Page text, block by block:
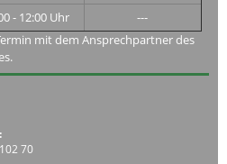
- 12:00 Uhr
---
mit dem Ansprechpartner des
70